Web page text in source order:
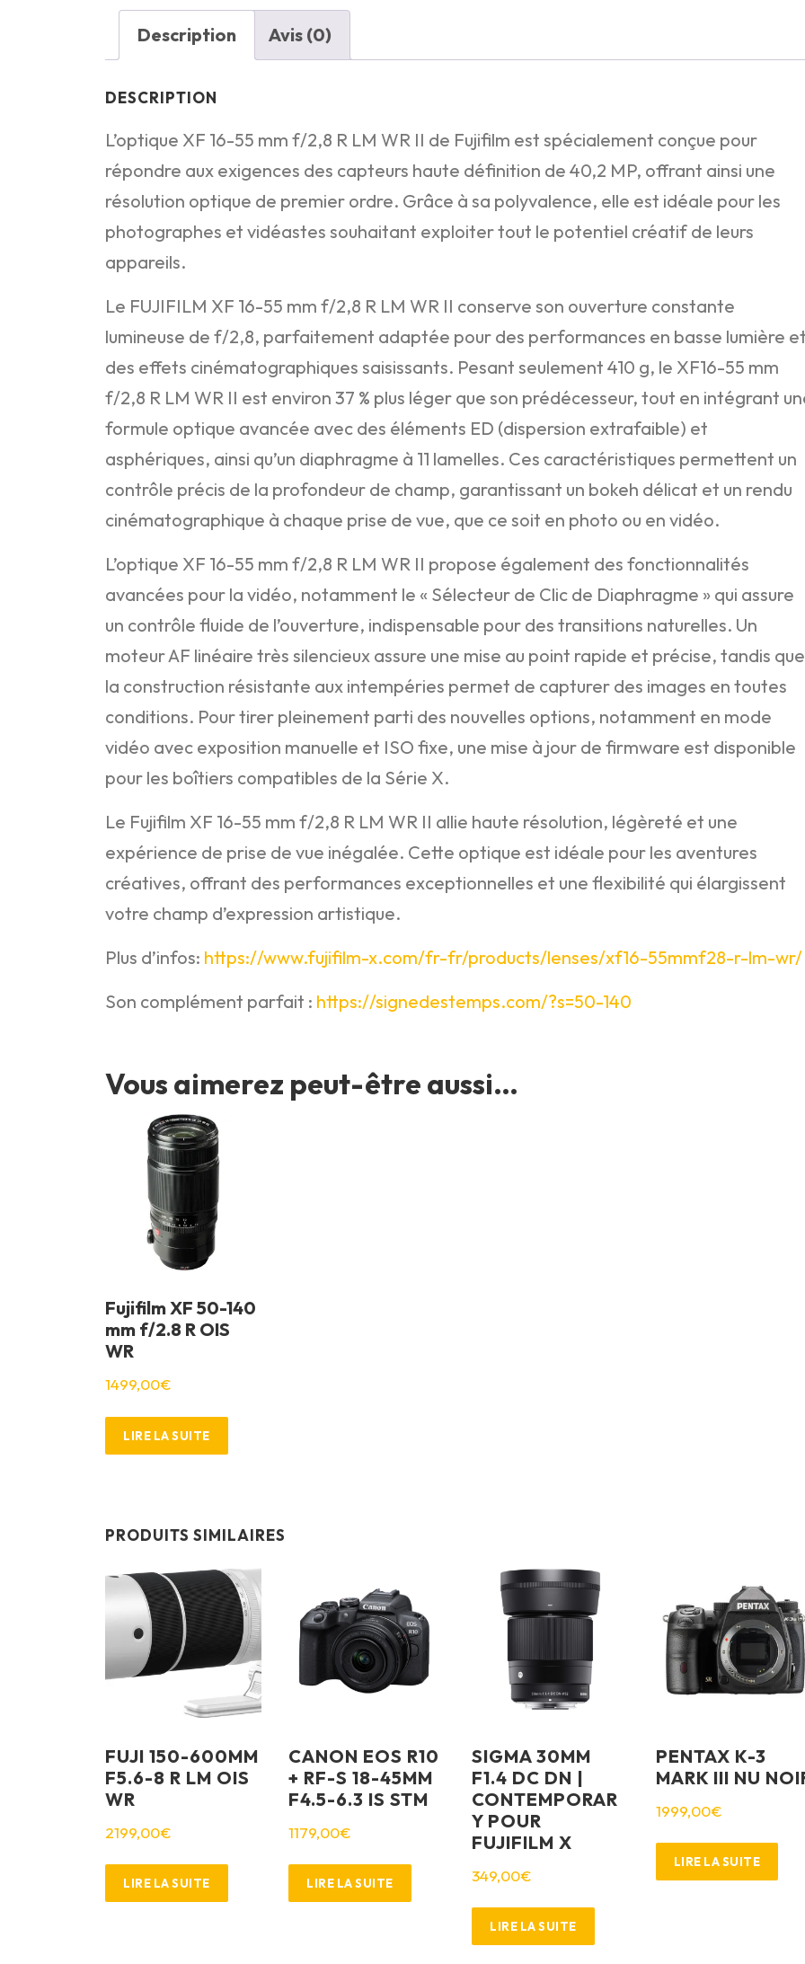
Description Avis (0)
DESCRIPTION
L’optique XF 16-55 mm f/2,8 R LM WR II de Fujifilm est spécialement conçue pour
répondre aux exigences des capteurs haute définition de 40,2 MP, offrant ainsi une
résolution optique de premier ordre. Grâce à sa polyvalence, elle est idéale pour les
photographes et vidéastes souhaitant exploiter tout le potentiel créatif de leurs
appareils.
Le FUJIFILM XF 16-55 mm f/2,8 R LM WR II conserve son ouverture constante
lumineuse de f/2,8, parfaitement adaptée pour des performances en basse lumière
des effets cinématographiques saisissants. Pesant seulement 410 g, le XF16-55 mm
f/2,8 R LM WR II est environ 37 % plus léger que son prédécesseur, tout en intégrant
formule optique avancée avec des éléments ED (dispersion extrafaible) et
asphériques, ainsi qu’un diaphragme à 11 lamelles. Ces caractéristiques permettent un
contrôle précis de la profondeur de champ, garantissant un bokeh délicat et un rendu
cinématographique à chaque prise de vue, que ce soit en photo ou en vidéo.
L’optique XF 16-55 mm f/2,8 R LM WR II propose également des fonctionnalités
avancées pour la vidéo, notamment le « Sélecteur de Clic de Diaphragme » qui assure
un contrôle fluide de l’ouverture, indispensable pour des transitions naturelles. Un
moteur AF linéaire très silencieux assure une mise au point rapide et précise, tandis que
la construction résistante aux intempéries permet de capturer des images en toutes
conditions. Pour tirer pleinement parti des nouvelles options, notamment en mode
vidéo avec exposition manuelle et ISO fixe, une mise à jour de firmware est disponible
pour les boîtiers compatibles de la Série X.
Le Fujifilm XF 16-55 mm f/2,8 R LM WR II allie haute résolution, légèreté et une
expérience de prise de vue inégalée. Cette optique est idéale pour les aventures
créatives, offrant des performances exceptionnelles et une flexibilité qui élargissent
votre champ d’expression artistique.
Plus d’infos: https://www.fujifilm-x.com/fr-fr/products/lenses/xf16-55mmf28-r-lm-wr/
Son complément parfait : https://signedestemps.com/?s=50-140
Vous aimerez peut-être aussi…
Fujifilm XF 50-140
mm f/2.8 R OIS
WR
1499,00€
LIRE LA SUITE
PRODUITS SIMILAIRES
FUJI 150-600MM
F5.6-8 R LM OIS
WR
2199,00€
LIRE LA SUITE
CANON EOS R10
+ RF-S 18-45MM
F4.5-6.3 IS STM
1179,00€
LIRE LA SUITE
SIGMA 30MM
F1.4 DC DN |
CONTEMPORAR
Y POUR
FUJIFILM X
349,00€
LIRE LA SUITE
PENTAX K-3
MARK III NU
1999,00€
LIRE LA SUITE